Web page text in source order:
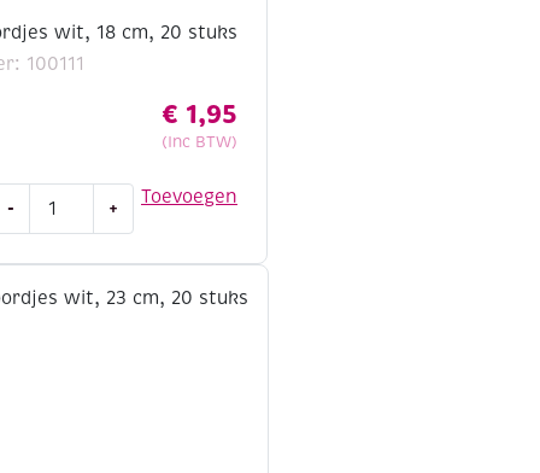
wit, 18 cm, 20 stuks
100111
€ 1,95
(Inc BTW)
Toevoegen
-
bordjes
+